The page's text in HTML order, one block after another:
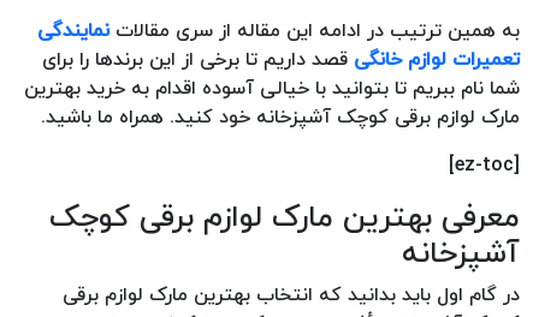
به همین ترتیب در ادامه این مقاله از سری مقالاتنمایندگی
تعمیرات لوازم خانگی قصد داریم تا برخی از این برندها را برای
شما نام ببریم تا بتوانید با خیالی آسوده اقدام به خرید بهترین
مارک لوازم برقی کوچک آشپزخانه خود کنید. همراه ما باشید.
[ez-toc]
معرفی بهترین مارک لوازم برقی کوچک
آشپزخانه
در گام اول باید بدانید که انتخاب بهترین مارک لوازم برقی